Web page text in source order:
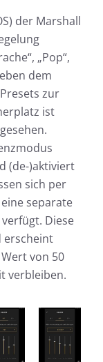
der Marshall
„Pop“,
dem
zur
ist
(de-)aktiviert
sich per
separate
Diese
erscheint
von 50
verbleiben.